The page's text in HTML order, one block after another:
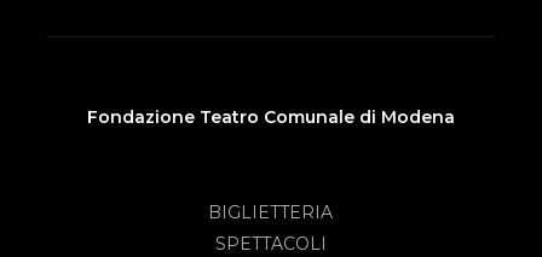
Fondazione Teatro Comunale di Modena
BIGLIETTERIA
SPETTACOLI